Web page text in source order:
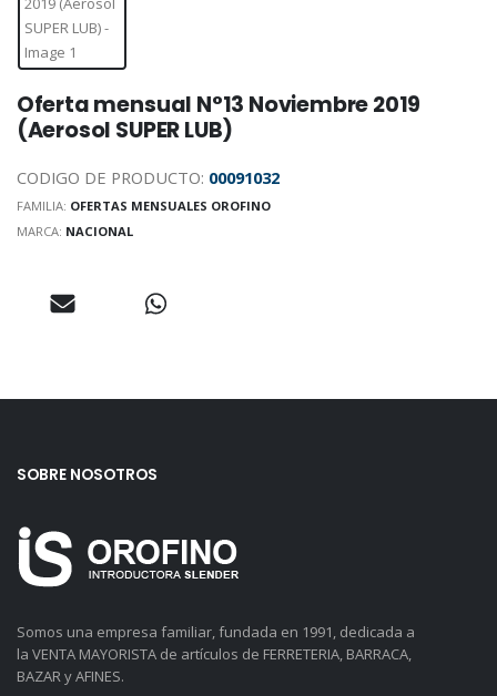
Oferta mensual N°13 Noviembre 2019
(Aerosol SUPER LUB)
CODIGO DE PRODUCTO: 00091032
FAMILIA: OFERTAS MENSUALES OROFINO
MARCA: NACIONAL
SOBRE NOSOTROS
Somos una empresa familiar, fundada en 1991, dedicada a
la VENTA MAYORISTA de artículos de FERRETERIA, BARRACA,
BAZAR y AFINES.